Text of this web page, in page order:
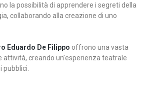
la possibilità di apprendere i segreti della
collaborando alla creazione di uno
Eduardo De Filippo offrono una vasta
attività, creando un’esperienza teatrale